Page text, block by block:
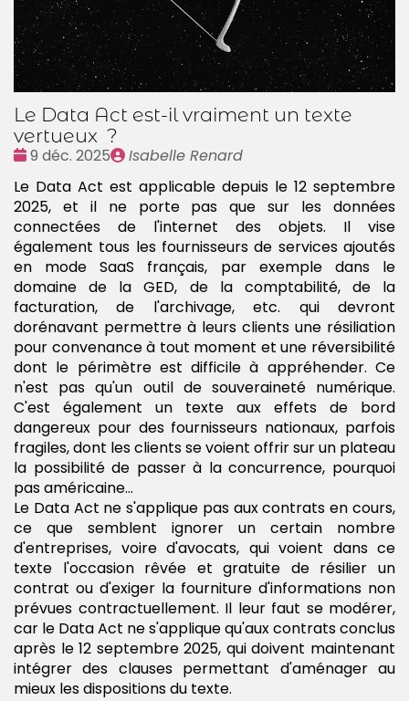
Le Data Act est-il vraiment un texte
vertueux ?
Date
9 déc. 2025
Publié
Isabelle Renard
Le Data Act est applicable depuis le 12 septembre
2025, et il ne porte pas que sur les données
connectées de l'internet des objets. Il vise
également tous les fournisseurs de services ajoutés
en mode SaaS français, par exemple dans le
domaine de la GED, de la comptabilité, de la
facturation, de l'archivage, etc. qui devront
dorénavant permettre à leurs clients une résiliation
pour convenance à tout moment et une réversibilité
dont le périmètre est difficile à appréhender. Ce
n'est pas qu'un outil de souveraineté numérique.
C'est également un texte aux effets de bord
dangereux pour des fournisseurs nationaux, parfois
fragiles, dont les clients se voient offrir sur un plateau
la possibilité de passer à la concurrence, pourquoi
pas américaine...
Le Data Act ne s'applique pas aux contrats en cours,
ce que semblent ignorer un certain nombre
d'entreprises, voire d'avocats, qui voient dans ce
texte l'occasion rêvée et gratuite de résilier un
contrat ou d'exiger la fourniture d'informations non
prévues contractuellement. Il leur faut se modérer,
car le Data Act ne s'applique qu'aux contrats conclus
après le 12 septembre 2025, qui doivent maintenant
intégrer des clauses permettant d'aménager au
mieux les dispositions du texte.